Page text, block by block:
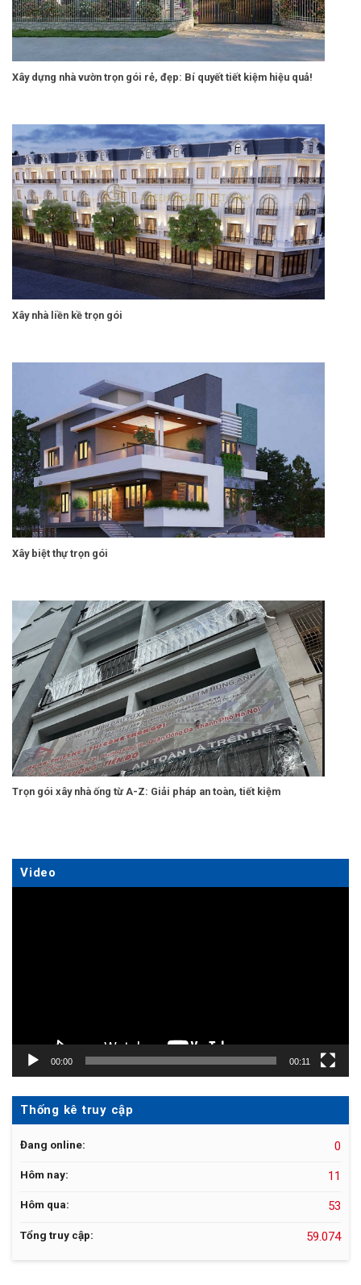
Xây dựng nhà vườn trọn gói rẻ, đẹp: Bí quyết tiết kiệm hiệu quả!
Xây nhà liền kề trọn gói
Xây biệt thự trọn gói
Trọn gói xây nhà ống từ A-Z: Giải pháp an toàn, tiết kiệm
Video
00:00 00:11
Thống kê truy cập
Đang online: 0
Hôm nay: 11
Hôm qua: 53
Tổng truy cập: 59.074